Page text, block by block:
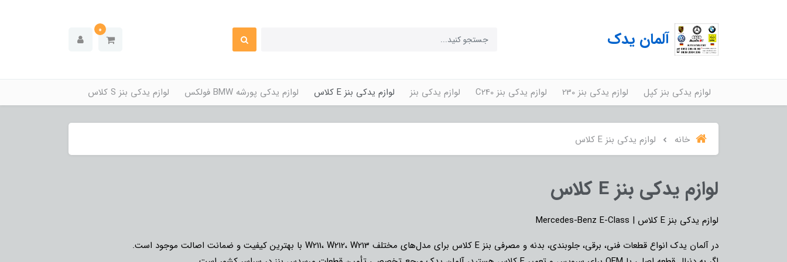
آلمان یدک 0
لوازم یدکی بنز کپل لوازم یدکی بنز 230 لوازم یدکی بنز C240 لوازم یدکی بنز لوازم یدکی بنز E کلاس لوازم یدکی پورشه BMW فولکس لوازم یدکی بنز S کلاس
خانه لوازم یدکی بنز E کلاس
لوازم یدکی بنز E کلاس
لوازم یدکی بنز E کلاس | Mercedes-Benz E-Class
در آلمان یدک انواع قطعات فنی، برقی، جلوبندی، بدنه و مصرفی بنز E کلاس برای مدل‌های مختلف W211، W212، W213 با بهترین کیفیت و ضمانت اصالت موجود است.